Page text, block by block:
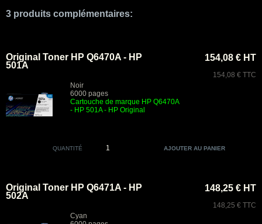
3 produits complémentaires:
Original Toner HP Q6470A - HP
501A
Noir
6000 pages
Cartouche de marque HP Q6470A
- HP 501A - HP Original
154,08 € HT
154,08 € TTC
QUANTITÉ
Original Toner HP Q6471A - HP
502A
Cyan
148,25 € HT
148,25 € TTC